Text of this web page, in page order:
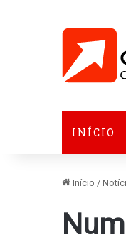
INÍCIO
Início /